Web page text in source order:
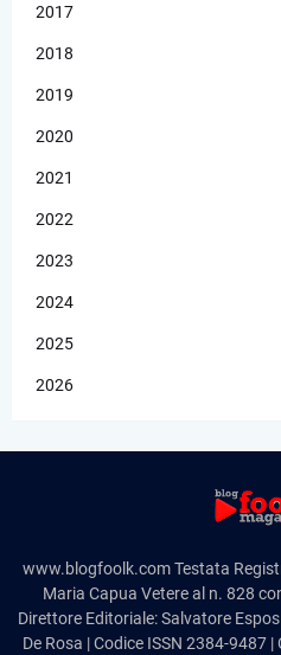
2017
2018
2019
2020
2021
2022
2023
2024
2025
2026
www.blogfoolk.com Testata
Maria Capua Vetere al n. 828
Direttore Editoriale: Salvatore
De Rosa | Codice ISSN 2384-